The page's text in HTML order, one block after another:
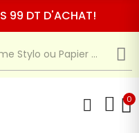
99 DT D'ACHAT!
0